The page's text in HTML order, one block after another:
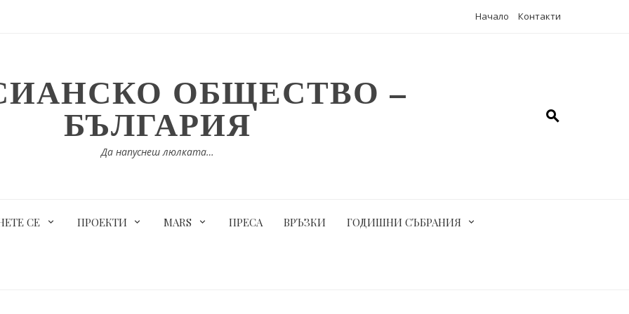
Начало Контакти
ОБЩЕСТВО –
БЪЛГАРИЯ
Да напуснеш люлката…
СЕ ПРОЕКТИ MARS ПРЕСА ВРЪЗКИ ГОДИШНИ СЪБРАНИЯ